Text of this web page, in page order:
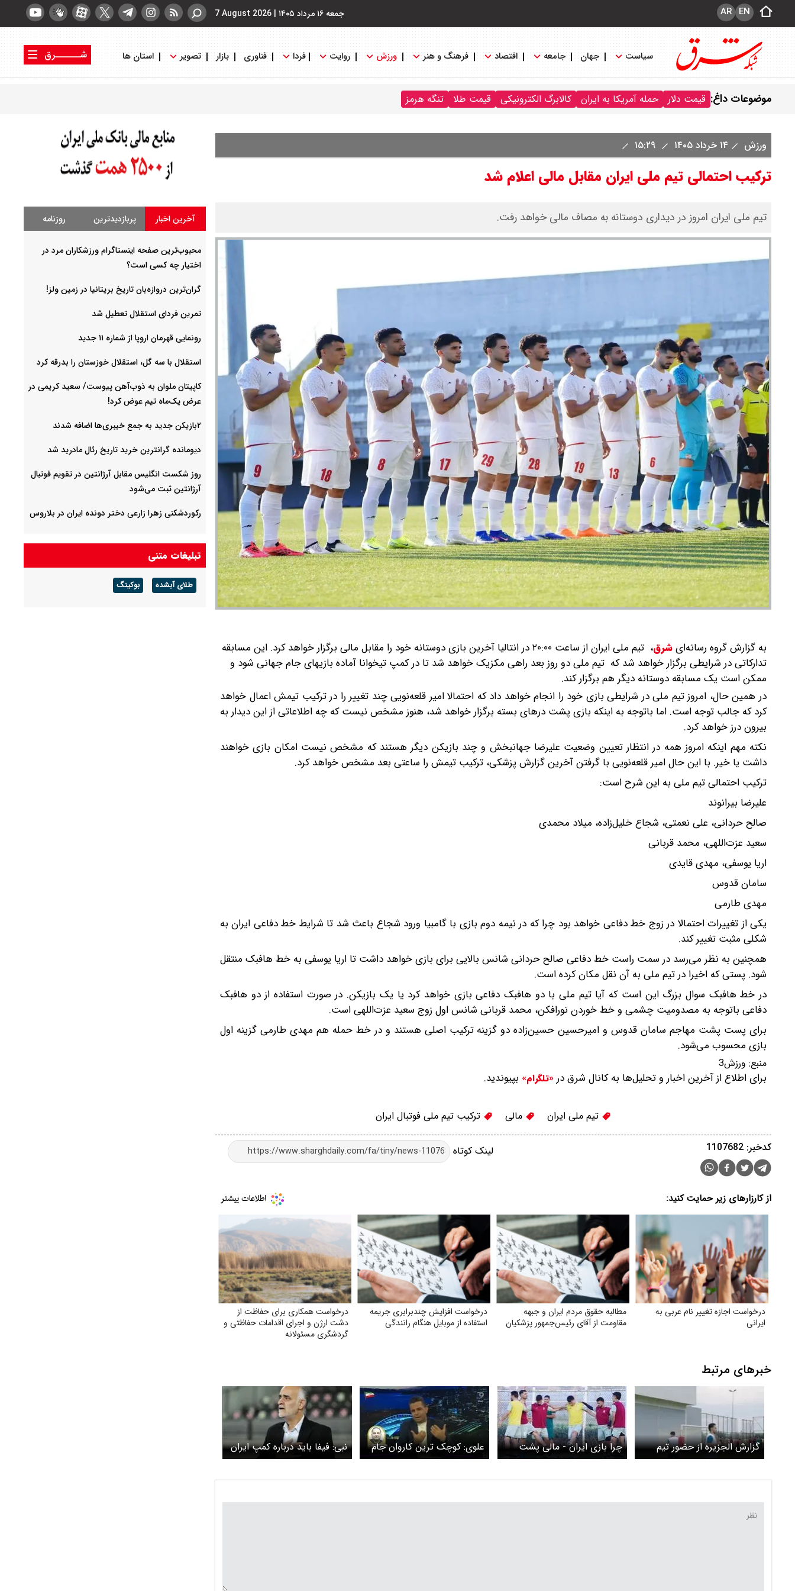
جمعه ۱۶ مرداد ۱۴۰۵ |
7 August 2026 EN
AR
سیاست جهان جامعه اقتصاد فرهنگ و هنر ورزش روایت فردا فناوری بازار تصویر استان ها
شــــــرق
موضوعات داغ: قیمت دلار حمله آمریکا به ایران کالابرگ الکترونیکی قیمت طلا تنگه هرمز
ورزش ۱۴ خرداد ۱۴۰۵
ترکیب احتمالی تیم ملی ایران مقابل مالی اعلام شد
تیم ملی ایران امروز در دیداری دوستانه به مصاف مالی خواهد رفت.
به گزارش گروه رسانه‌ایشرق،
تیم ملی ایران از ساعت ۲۰:۰۰ در انتالیا آخرین بازی دوستانه خود را مقابل مالی برگزار خواهد کرد. این مسابقه
تدارکاتی در شرایطی برگزار خواهد شد که تیم ملی دو روز بعد راهی مکزیک خواهد شد تا در کمپ تیخوانا آماده بازیهای جام جهانی شود و
ممکن است یک مسابقه دوستانه دیگر هم برگزار کند.
در همین حال، امروز تیم ملی در شرایطی بازی خود را انجام خواهد داد که احتمالا امیر قلعه‌نویی چند تغییر را در ترکیب تیمش اعمال خواهد
کرد که جالب توجه است. اما باتوجه به اینکه بازی پشت درهای بسته برگزار خواهد شد، هنوز مشخص نیست که چه اطلاعاتی از این دیدار به
بیرون درز خواهد کرد.
نکته مهم اینکه امروز همه در انتظار تعیین وضعیت علیرضا جهانبخش و چند بازیکن دیگر هستند که مشخص نیست امکان بازی خواهند
داشت یا خیر. با این حال امیر قلعه‌نویی با گرفتن آخرین گزارش پزشکی، ترکیب تیمش را ساعتی بعد مشخص خواهد کرد.
ترکیب احتمالی تیم ملی به این شرح است:
علیرضا بیرانوند
صالح حردانی، علی نعمتی، شجاع خلیل‌زاده، میلاد محمدی
سعید عزت‌اللهی، محمد قربانی
اریا یوسفی، مهدی قایدی
سامان قدوس
مهدی طارمی
یکی از تغییرات احتمالا در زوج خط دفاعی خواهد بود چرا که در نیمه دوم بازی با گامبیا ورود شجاع باعث شد تا شرایط خط دفاعی ایران به
شکلی مثبت تغییر کند.
همچنین به نظر می‌رسد در سمت راست خط دفاعی صالح حردانی شانس بالایی برای بازی خواهد داشت تا اریا یوسفی به خط هافبک منتقل
شود. پستی که اخیرا در تیم ملی به آن نقل مکان کرده است.
در خط هافبک سوال بزرگ این است که آیا تیم ملی با دو هافبک دفاعی بازی خواهد کرد یا یک بازیکن. در صورت استفاده از دو هافبک
دفاعی باتوجه به مصدومیت چشمی و خط خوردن نورافکن، محمد قربانی شانس اول زوج سعید عزت‌اللهی است.
برای پست پشت مهاجم سامان قدوس و امیرحسین حسین‌زاده دو گزینه ترکیب اصلی هستند و در خط حمله هم مهدی طارمی گزینه اول
بازی محسوب می‌شود.
منبع: ورزش3
برای اطلاع از آخرین اخبار و تحلیل‌ها به کانال شرق در «تلگرام» بپیوندید.
تیم ملی ایران مالی ترکیب تیم ملی فوتبال ایران
لینک کوتاه کدخبر: 1107682
از کارزارهای زیر حمایت کنید:
درخواست اجازه تغییر نام عربی به
ایرانی
مطالبه حقوق مردم ایران و جبهه
مقاومت از آقای رئیس‌جمهور پزشکیان
درخواست افزایش چندبرابری جریمه
استفاده از موبایل هنگام رانندگی
درخواست همکاری برای حفاظت از
دشت ارژن و اجرای اقدامات حفاظتی و
گردشگری مسئولانه
خبرهای مرتبط
گزارش الجزیره از حضور تیم
ملی ایران در جام جهانی
چرا بازی ایران - مالی پشت
درهای بسته برگزار می‌شود؟
علوی: کوچک ترین کاروان جام
جهانی متعلق به ایران است
نبی: فیفا باید درباره کمپ ایران
پاسخ دهد
آخرین اخبار پربازدیدترین روزنامه
محبوب‌ترین صفحه اینستاگرام ورزشکاران مرد در
اختیار چه کسی است؟
گران‌ترین دروازه‌بان تاریخ بریتانیا در زمین ولز!
تمرین فردای استقلال تعطیل شد
رونمایی قهرمان اروپا از شماره ۱۱ جدید
استقلال با سه گل، استقلال خوزستان را بدرقه کرد
کاپیتان ملوان به ذوب‌آهن پیوست/ سعید کریمی در
عرض یک‌ماه تیم عوض کرد!
۲بازیکن جدید به جمع خیبری‌ها اضافه شدند
دیومانده گرانترین خرید تاریخ رئال مادرید شد
روز شکست انگلیس مقابل آرژانتین در تقویم فوتبال
آرژانتین ثبت می‌شود
رکوردشکنی زهرا زارعی دختر دونده ایران در بلاروس
تبلیغات متنی
طلای آبشده بوکینگ